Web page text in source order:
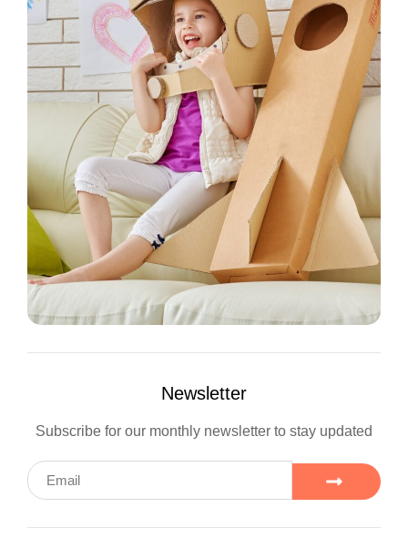
Newsletter
Subscribe for our monthly newsletter to stay updated